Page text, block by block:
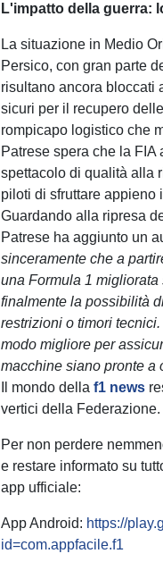
L'impatto della guerra:
La situazione in Medio
Persico, con gran parte
risultano ancora bloccati
sicuri per il recupero
rompicapo logistico che
Patrese spera che la
spettacolo di qualità alla
piloti di sfruttare
Guardando alla ripresa
Patrese ha aggiunto un
sinceramente che a
una Formula 1
finalmente la possibilità
restrizioni o timori
modo migliore per
macchine siano pronte a
Il mondo dellaf1 news
vertici della Federazione.
Per non perdere
e restare informato su
app ufficiale:
App Android: https://
id=com.appfacile.f1